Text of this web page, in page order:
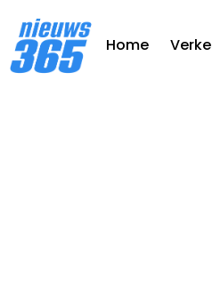
Home